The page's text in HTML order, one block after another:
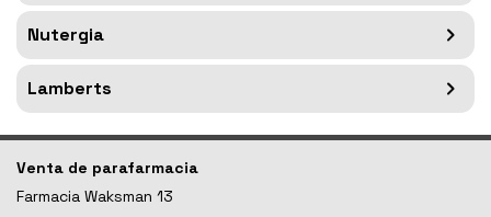
Nutergia
Lamberts
Venta de parafarmacia
Farmacia Waksman 13